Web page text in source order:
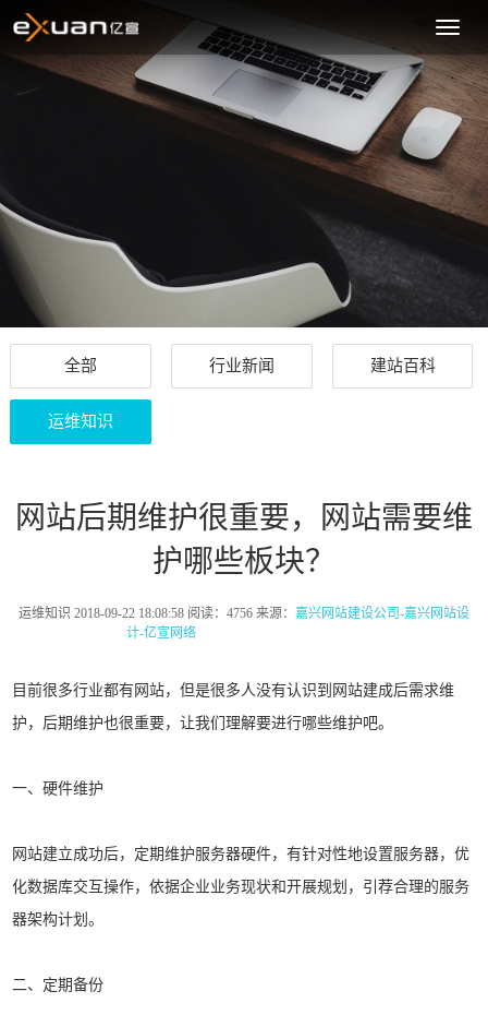
嘉
兴
网
站
制
作
全部 行业新闻 建站百科
运维知识
网站后期维护很重要，网站需要维
护哪些板块？
运维知识 2018-09-22 18:08:58 阅读：4756 来源： 嘉兴网站建设公司-嘉兴网站设
计-亿宣网络
目前很多行业都有网站，但是很多人没有认识到网站建成后需求维
护，后期维护也很重要，让我们理解要进行哪些维护吧。
一、硬件维护
网站建立成功后，定期维护服务器硬件，有针对性地设置服务器，优
化数据库交互操作，依据企业业务现状和开展规划，引荐合理的服务
器架构计划。
二、定期备份